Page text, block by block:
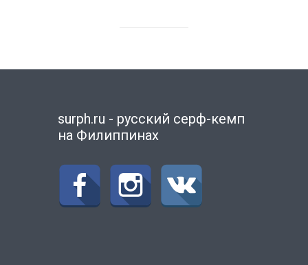
surph.ru - русский серф-кемп
на Филиппинах